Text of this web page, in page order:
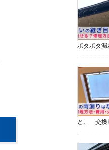
ポタポタ漏
と、「交